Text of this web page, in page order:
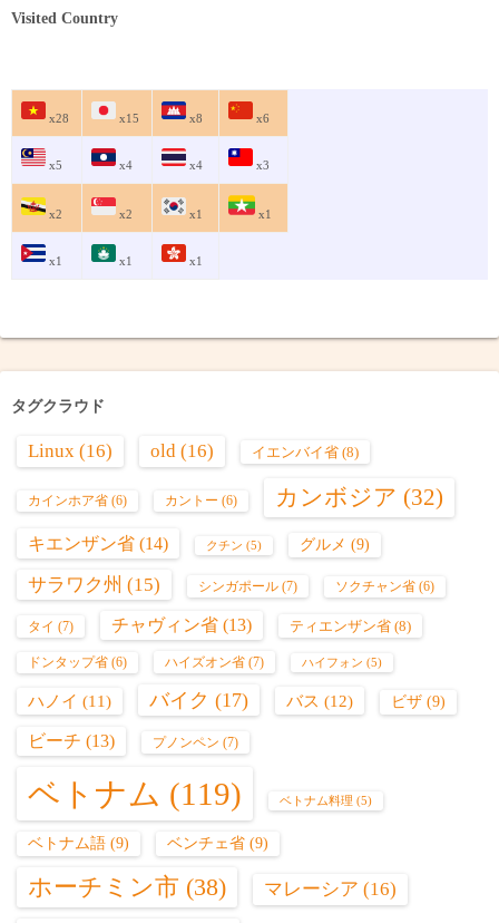
Visited Country
x28 x15 x8 x6
x5 x4 x4 x3
x2 x2 x1 x1
x1 x1 x1
タグクラウド
Linux (16) old (16) イエンバイ省 (8)
カインホア省 (6) カントー (6) カンボジア (32)
キエンザン省 (14) クチン (5) グルメ (9)
サラワク州 (15) シンガポール (7) ソクチャン省 (6)
タイ (7) チャヴィン省 (13) ティエンザン省 (8)
ドンタップ省 (6) ハイズオン省 (7) ハイフォン (5)
ハノイ (11) バイク (17) バス (12) ビザ (9)
ビーチ (13) プノンペン (7)
ベトナム (119) ベトナム料理 (5)
ベトナム語 (9) ベンチェ省 (9)
ホーチミン市 (38) マレーシア (16)